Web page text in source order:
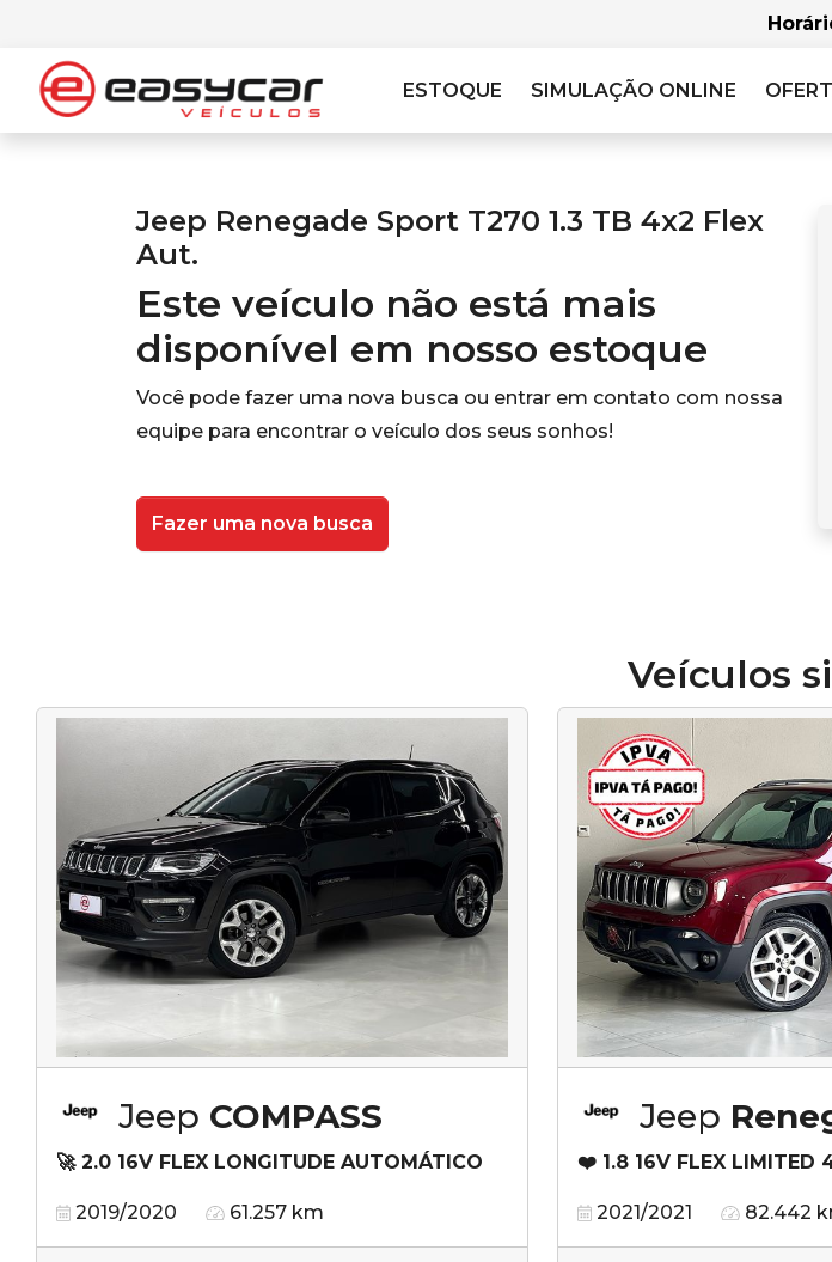
ESTOQUE SIMULAÇÃO ONLINE
Jeep Renegade Sport T270 1.3 TB 4x2 Flex
Aut.
Este veículo não está mais
disponível em nosso estoque
Você pode fazer uma nova busca ou entrar em contato com nossa
equipe para encontrar o veículo dos seus sonhos!
Fazer uma nova busca
Veículos
Jeep COMPASS
🚀 2.0 16V FLEX LONGITUDE AUTOMÁTICO
2019/2020 61.257 km
Jeep
❤️ 1.8 16V FLEX LIMITED
2021/2021 82.442